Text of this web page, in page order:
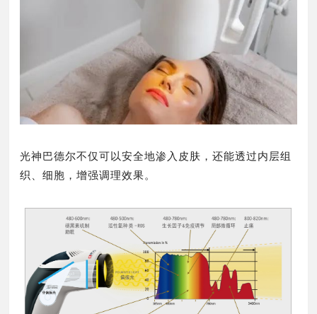
光神巴德尔不仅可以安全地渗入皮肤，还能透过内层组
织、细胞，增强调理效果。